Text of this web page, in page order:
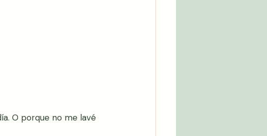
O porque no me lavé